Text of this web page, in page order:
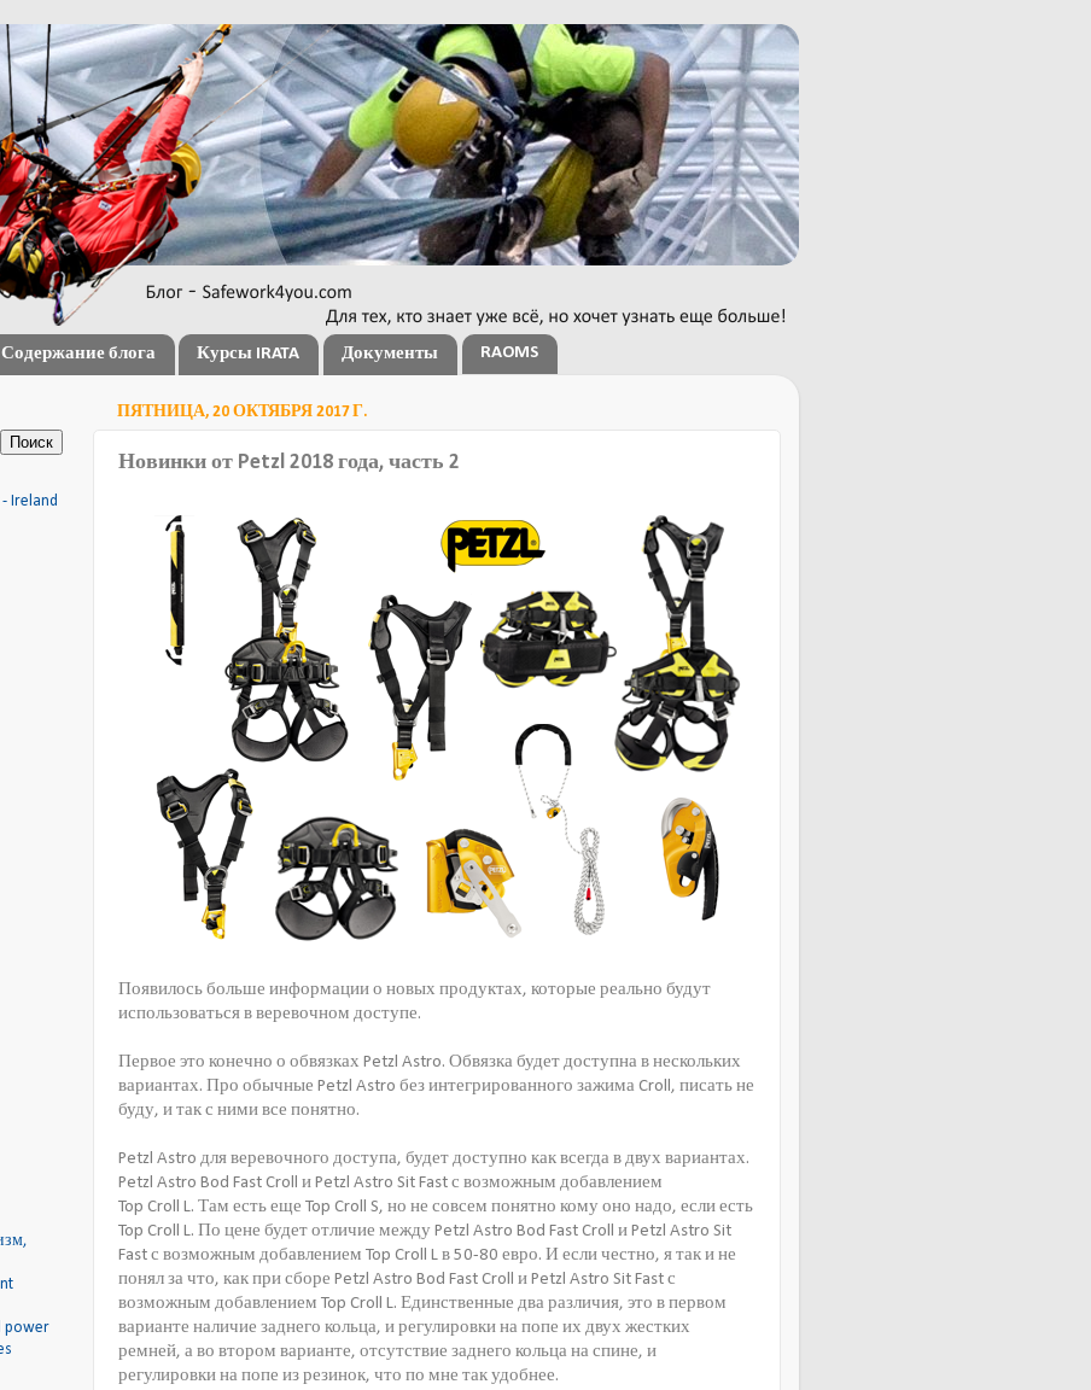
Содержание блога Курсы IRATA Документы RAOMS
ПЯТНИЦА, 20 ОКТЯБРЯ 2017 Г.
Новинки от Petzl 2018 года, часть 2
Появилось больше информации о новых продуктах, которые реально будут
использоваться в веревочном доступе.
Первое это конечно о обвязках Petzl Astro. Обвязка будет доступна в нескольких
вариантах. Про обычные Petzl Astro без интегрированного зажима Croll, писать не
буду, и так с ними все понятно.
Petzl Astro для веревочного доступа, будет доступно как всегда в двух вариантах.
Petzl Astro Bod Fast Croll и Petzl Astro Sit Fast с возможным добавлением
Top Croll L. Там есть еще Top Croll S, но не совсем понятно кому оно надо, если есть
Top Croll L. По цене будет отличие между Petzl Astro Bod Fast Croll и Petzl Astro Sit
Fast с возможным добавлением Top Croll L в 50-80 евро. И если честно, я так и не
понял за что, как при сборе Petzl Astro Bod Fast Croll и Petzl Astro Sit Fast с
возможным добавлением Top Croll L. Единственные два различия, это в первом
варианте наличие заднего кольца, и регулировки на попе их двух жестких
ремней, а во втором варианте, отсутствие заднего кольца на спине, и
регулировки на попе из резинок, что по мне так удобнее.